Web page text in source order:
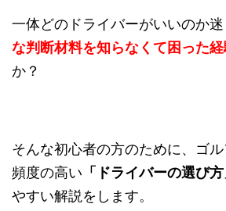
一体どのドライバーがいいのか迷
な判断材料を知らなくて困った
か？
そんな初心者の方のために、ゴ
頻度の高い 「ドライバーの選び方
やすい解説をします。